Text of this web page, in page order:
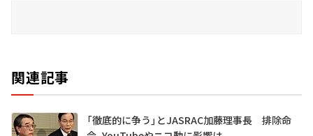
関連記事
「徹底的に争う」とJASRAC加藤理事長 排除命